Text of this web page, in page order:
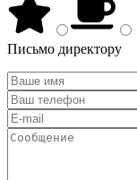
Письмо директору